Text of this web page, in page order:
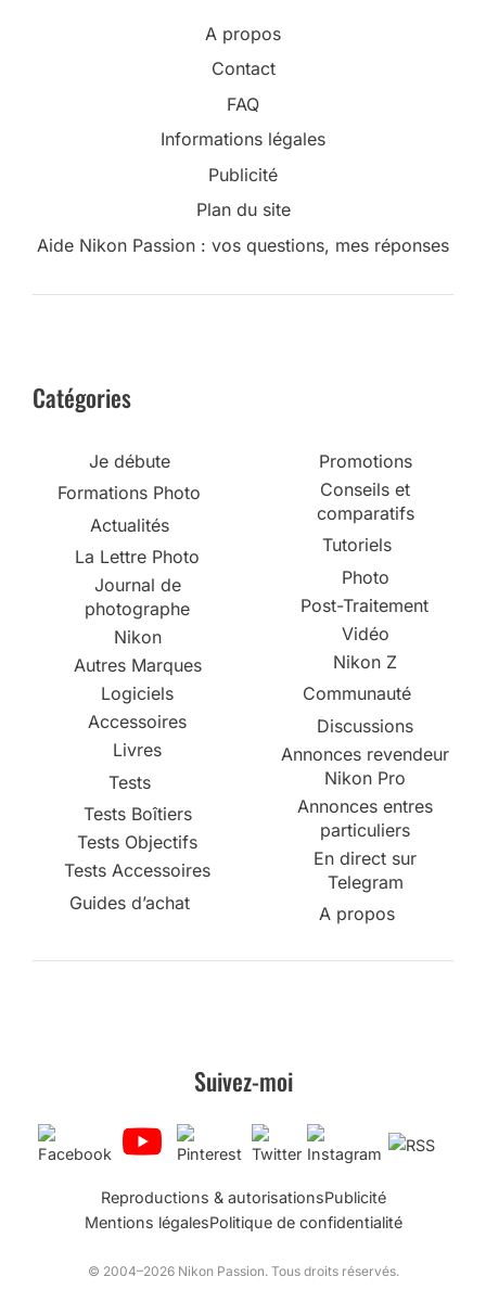
A propos
Contact
FAQ
Informations légales
Publicité
Plan du site
Aide Nikon Passion : vos questions, mes réponses
Catégories
Je débute
Formations Photo
Actualités
La Lettre Photo
Journal de
photographe
Nikon
Autres Marques
Logiciels
Accessoires
Livres
Tests
Tests Boîtiers
Tests Objectifs
Tests Accessoires
Guides d’achat
Promotions
Conseils et
comparatifs
Tutoriels
Photo
Post-Traitement
Vidéo
Nikon Z
Communauté
Discussions
Annonces revendeur
Nikon Pro
Annonces entres
particuliers
En direct sur
Telegram
A propos
Suivez-moi
Reproductions & autorisationsPublicité
Mentions légalesPolitique de confidentialité
© 2004–2026 Nikon Passion. Tous droits réservés.